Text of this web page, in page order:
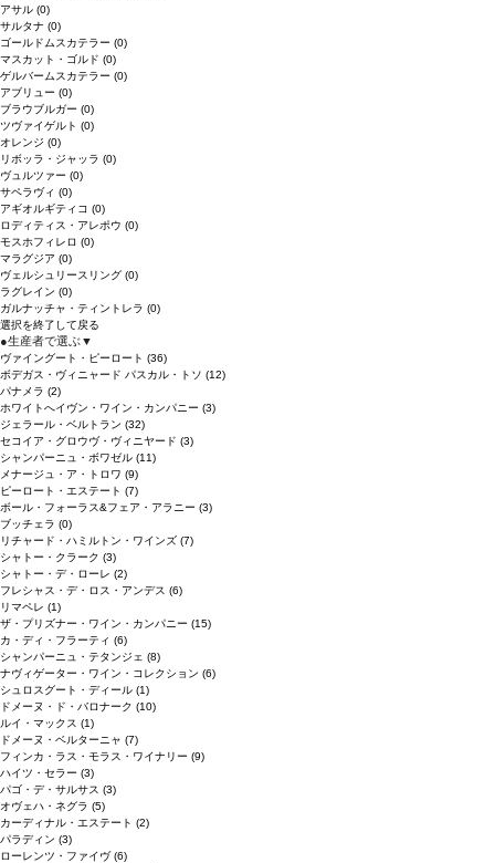
アサル (0)
サルタナ (0)
ゴールドムスカテラー (0)
マスカット・ゴルド (0)
ゲルバームスカテラー (0)
アブリュー (0)
ブラウブルガー (0)
ツヴァイゲルト (0)
オレンジ (0)
リボッラ・ジャッラ (0)
ヴュルツァー (0)
サペラヴィ (0)
アギオルギティコ (0)
ロディティス・アレポウ (0)
モスホフィレロ (0)
マラグジア (0)
ヴェルシュリースリング (0)
ラグレイン (0)
ガルナッチャ・ティントレラ (0)
選択を終了して戻る
●生産者で選ぶ▼
ヴァイングート・ピーロート (36)
ボデガス・ヴィニャード パスカル・トソ (12)
パナメラ (2)
ホワイトへイヴン・ワイン・カンパニー (3)
ジェラール・ベルトラン (32)
セコイア・グロウヴ・ヴィニヤード (3)
シャンパーニュ・ボワゼル (11)
メナージュ・ア・トロワ (9)
ピーロート・エステート (7)
ボール・フォーラス&フェア・アラニー (3)
ブッチェラ (0)
リチャード・ハミルトン・ワインズ (7)
シャトー・クラーク (3)
シャトー・デ・ローレ (2)
フレシャス・デ・ロス・アンデス (6)
リマペレ (1)
ザ・プリズナー・ワイン・カンパニー (15)
カ・ディ・フラーティ (6)
シャンパーニュ・テタンジェ (8)
ナヴィゲーター・ワイン・コレクション (6)
シュロスグート・ディール (1)
ドメーヌ・ド・バロナーク (10)
ルイ・マックス (1)
ドメーヌ・ベルターニャ (7)
フィンカ・ラス・モラス・ワイナリー (9)
ハイツ・セラー (3)
パゴ・デ・サルサス (3)
オヴェハ・ネグラ (5)
カーディナル・エステート (2)
パラディン (3)
ローレンツ・ファイヴ(6)